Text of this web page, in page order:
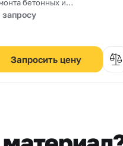
бетонных и
конструкций при
Запросить цену